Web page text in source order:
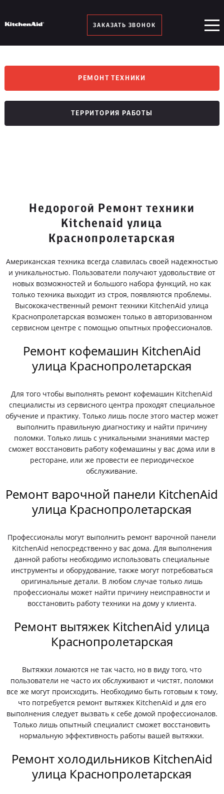
ЗАКАЗАТЬ ЗВОНОК
РЕМОНТ ТЕХНИКИ
ТЕРРИТОРИЯ РАБОТЫ
Недорогой Ремонт техники
Kitchenaid улица
Краснопролетарская
Американская техника всегда славилась своей надежностью
и уникальностью. Пользователи получают удовольствие от
новых возможностей и большого набора функций, но как
только техника выходит из строя, появляются проблемы.
Высококачественный ремонт техники KitchenAid улица
Краснопролетарская возможен только в авторизованном
сервисном центре с помощью опытных профессионалов.
Ремонт кофемашин KitchenAid
улица Краснопролетарская
Для того чтобы выполнять ремонт кофемашин KitchenAid
специалисты из сервисного центра проходят специальное
обучение и практику. Только лишь после этого мастер может
выполнить правильную диагностику и найти причину
поломки. Только лишь с уникальными знаниями мастер
сможет восстановить работу кофемашины у вас дома или в
ресторане, или же провести ее периодическое
обслуживание.
Ремонт варочной панели KitchenAid
улица Краснопролетарская
Профессионалы могут выполнить ремонт варочной панели
KitchenAid непосредственно у вас дома. Для выполнения
данной работы необходимо использовать специальные
инструменты и оборудование, также могут потребоваться
оригинальные детали. В любом случае только лишь
профессионалы может найти причину неисправности и
восстановить работу техники на дому у клиента.
Ремонт вытяжек KitchenAid улица
Краснопролетарская
Вытяжки ломаются не так часто, но в виду того, что
пользователи не часто их обслуживают и чистят, поломки
все же могут происходить. Необходимо быть готовым к тому,
что потребуется ремонт вытяжек KitchenAid и для его
выполнения следует вызвать к себе домой профессионалов.
Только лишь опытный специалист сможет восстановить
нормальную эффективность работы вашей вытяжки.
Ремонт холодильников KitchenAid
улица Краснопролетарская